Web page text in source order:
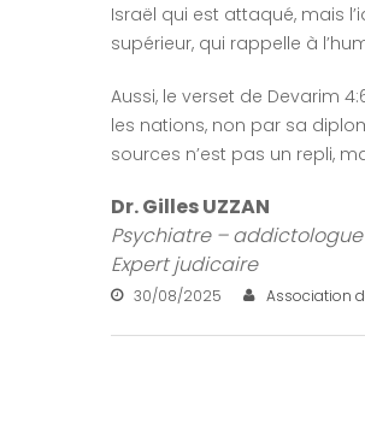
Israël qui est attaqué, mais
supérieur, qui rappelle à
Aussi, le verset de Devarim
les nations, non par sa
sources n’est pas un repli,
Dr. Gilles UZZAN
Psychiatre – addictologue
Expert judicaire
30/08/2025 Association